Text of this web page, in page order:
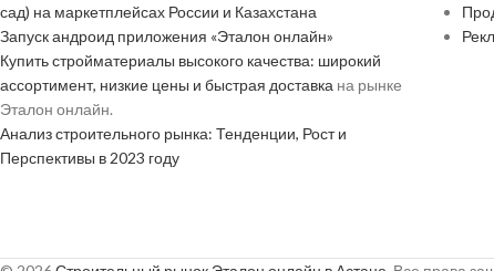
сад) на маркетплейсах России и Казахстана
Запуск андроид приложения «Эталон онлайн»
Купить стройматериалы высокого качества: широкий
ассортимент, низкие цены и быстрая доставка на рынке
Эталон онлайн.
Анализ строительного рынка: Тенденции, Рост и
Перспективы в 2023 году